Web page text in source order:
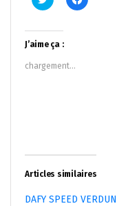
pour
Twitter(ouvre
dans
une
nouvelle
fenêtre)
pour
J’aime ça :
chargement…
Articles similaires
DAFY SPEED VERDUN